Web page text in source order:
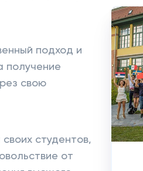
подход и
получение
свою
студентов,
от